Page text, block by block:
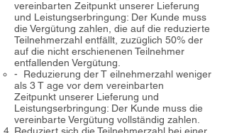
vereinbarten Zeitpunkt unserer Lieferung
und Leistungserbringung: Der Kunde muss
die Vergütung zahlen, die auf die reduzierte
Teilnehmerzahl entfällt, zuzüglich 50% der
auf die nicht erschienenen Teilnehmer
entfallenden Vergütung.
- Reduzierung der T eilnehmerzahl weniger
als 3 T age vor dem vereinbarten
Zeitpunkt unserer Lieferung und
Leistungserbringung: Der Kunde muss die
vereinbarte Vergütung vollständig zahlen.